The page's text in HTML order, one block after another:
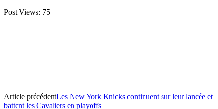
Post Views: 75
Article précédentLes New York Knicks continuent sur leur lancée et
battent les Cavaliers en playoffs